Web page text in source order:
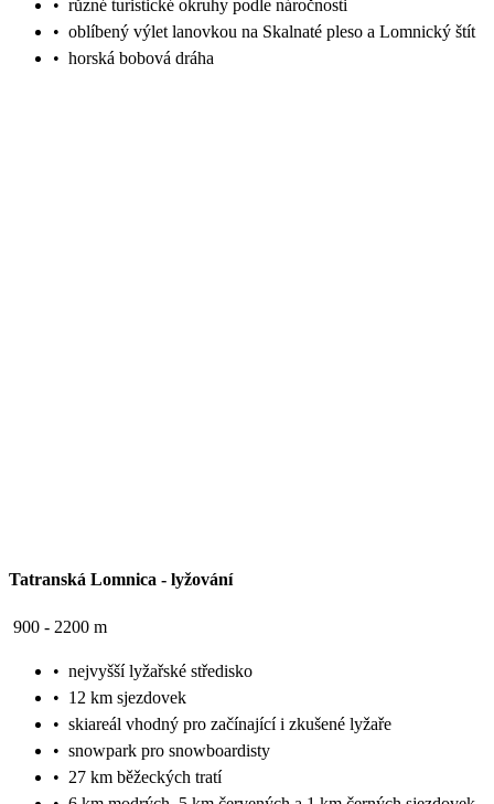
• různé turistické okruhy podle náročnosti
• oblíbený výlet lanovkou na Skalnaté pleso a Lomnický štít
• horská bobová dráha
Tatranská Lomnica - lyžování
900 - 2200 m
• nejvyšší lyžařské středisko
• 12 km sjezdovek
• skiareál vhodný pro začínající i zkušené lyžaře
• snowpark pro snowboardisty
• 27 km běžeckých tratí